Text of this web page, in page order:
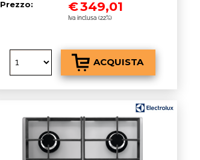
Prezzo: €349,01
Iva inclusa (22%)